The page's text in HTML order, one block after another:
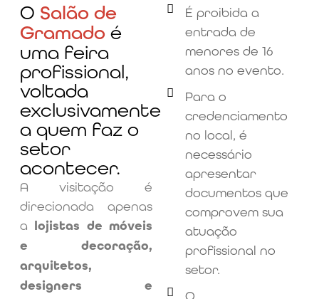
O Salão de
Gramado é
uma feira
profissional,
voltada
exclusivamente
a quem faz o
setor
acontecer.
A visitação é
direcionada apenas
a lojistas de móveis
e decoração,
arquitetos,
designers e
É proibida a
entrada de
menores de 16
anos no evento.
Para o
credenciamento
no local, é
necessário
apresentar
documentos que
comprovem sua
atuação
profissional no
setor.
O